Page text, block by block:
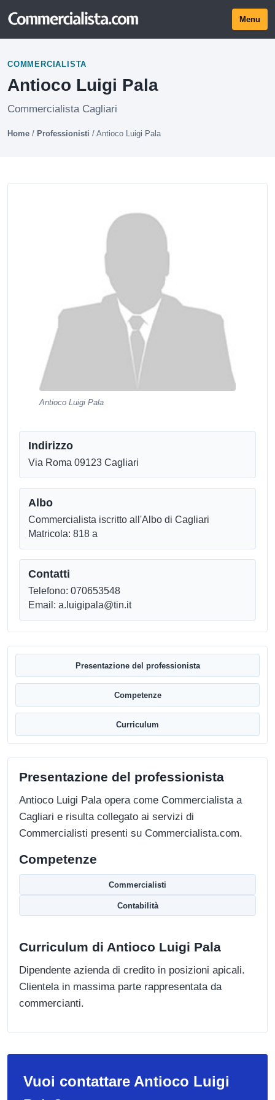
Menu
COMMERCIALISTA
Antioco Luigi Pala
Commercialista Cagliari
Home / Professionisti / Antioco Luigi Pala
Antioco Luigi Pala
Indirizzo
Via Roma 09123 Cagliari
Albo
Commercialista iscritto all'Albo di Cagliari
Matricola: 818 a
Contatti
Telefono: 070653548
Email: a.luigipala@tin.it
Presentazione del professionista
Competenze
Curriculum
Presentazione del professionista
Antioco Luigi Pala opera come Commercialista a
Cagliari e risulta collegato ai servizi di
Commercialisti presenti su Commercialista.com.
Competenze
Commercialisti
Contabilità
Curriculum di Antioco Luigi Pala
Dipendente azienda di credito in posizioni apicali.
Clientela in massima parte rappresentata da
commercianti.
Vuoi contattare Antioco Luigi